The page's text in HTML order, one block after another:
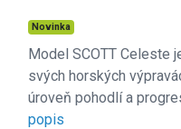
Novinka
Model SCOTT Celeste
svých horských
úroveň pohodlí a
popis